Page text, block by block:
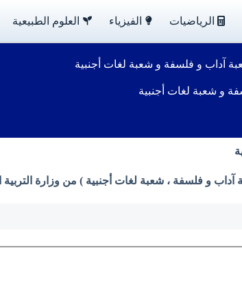
الرياضيات الفيزياء العلوم الطبيعية